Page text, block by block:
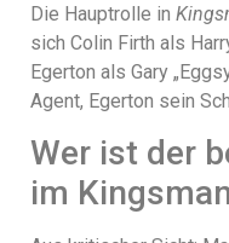
Die Hauptrolle in
sich Colin Firth als
Egerton als Gary
Agent, Egerton sein
Wer ist der
im